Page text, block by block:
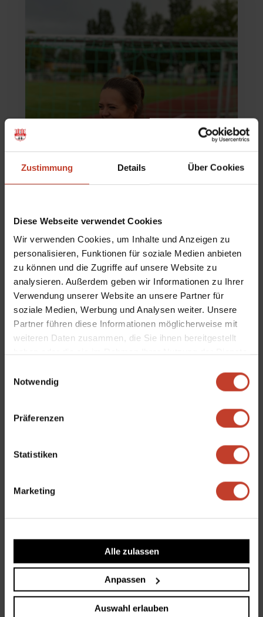
Zustimmung Details Über Cookies
Diese Webseite verwendet Cookies
Wir verwenden Cookies, um Inhalte und Anzeigen zu
personalisieren, Funktionen für soziale Medien anbieten
zu können und die Zugriffe auf unsere Website zu
analysieren. Außerdem geben wir Informationen zu Ihrer
Verwendung unserer Website an unsere Partner für
soziale Medien, Werbung und Analysen weiter. Unsere
Partner führen diese Informationen möglicherweise mit
weiteren Daten zusammen, die Sie ihnen bereitgestellt
Notwendig
Präferenzen
Statistiken
Marketing
Alle zulassen
Anpassen
Auswahl erlauben
Wir möchten unsere Erfolge gemeinsam mit euch Allen
teilen. Und der größte Erfolg für uns ist, wenn ihr uns
auf ehrenamtlicher Basis unterstützt. Das zeigt uns,
dass Stralau auch für euch etwas bedeutet. Um
Anerkennung zu zeigen und auch euch alle im Verein
in unserem neuen Newsletter ein Format, wo wie
Den Anfang machen wir heute mit Michelle, die uns seit
Öffentlichkeitsarbeit unterstützt. Ein großes Danke an
Monaten.
Ich bin aktive Spielerin der Frauenmannschaft und
seit 2020 Teil des Vereins.